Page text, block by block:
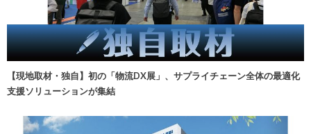
【現地取材・独自】初の「物流DX展」、サプライチェーン全体の最適化
支援ソリューションが集結